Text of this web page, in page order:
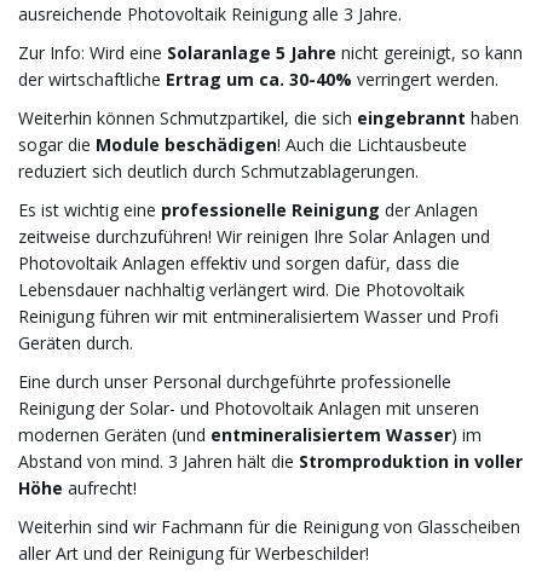
i
ausreichende Photovoltaik Reinigung alle 3 Jahre.
Zur Info: Wird eine Solaranlage 5 Jahre nicht gereinigt, so kann
der wirtschaftliche Ertrag um ca. 30-40% verringert werden.
Weiterhin können Schmutzpartikel, die sich eingebrannt haben
sogar die Module beschädigen! Auch die Lichtausbeute
reduziert sich deutlich durch Schmutzablagerungen.
Es ist wichtig eine professionelle Reinigung der Anlagen
zeitweise durchzuführen! Wir reinigen Ihre Solar Anlagen und
Photovoltaik Anlagen effektiv und sorgen dafür, dass die
Lebensdauer nachhaltig verlängert wird. Die Photovoltaik
Reinigung führen wir mit entmineralisiertem Wasser und Profi
Geräten durch.
Eine durch unser Personal durchgeführte professionelle
Reinigung der Solar- und Photovoltaik Anlagen mit unseren
modernen Geräten (und entmineralisiertem Wasser) im
Abstand von mind. 3 Jahren hält die Stromproduktion in voller
Höhe aufrecht!
Weiterhin sind wir Fachmann für die Reinigung von Glasscheiben
aller Art und der Reinigung für Werbeschilder!